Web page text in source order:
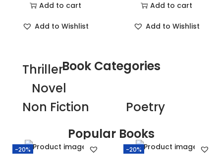
Add to cart
Add to Wishlist
Add to cart
Add to Wishlist
Book Categories
Thriller
Novel
Non Fiction
Poetry
Popular Books
-20% -20%